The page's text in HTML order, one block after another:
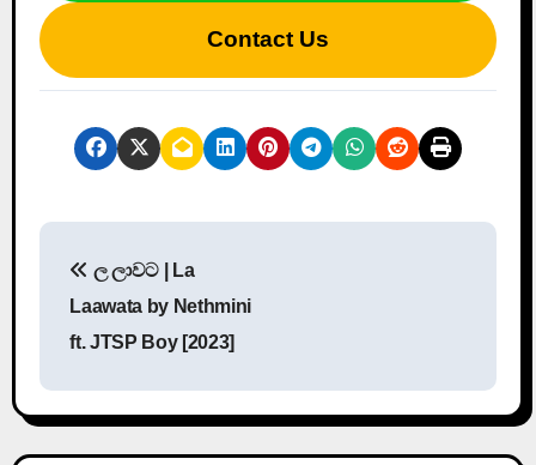
Contact Us
t
n
ල ලාවට | La
Laawata by Nethmini
ft. JTSP Boy [2023]